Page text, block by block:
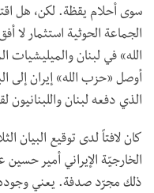
سوى أحلام يقظة. لكن، هل
الجماعة الحوثية استثمار لا
الله» في لبنان والميليشيات
أوصل «حزب الله» إيران إلى
الذي دفعه لبنان واللبنانيون
كان لافتاً لدى توقيع البيان
الخارجيّة الإيراني أمير
ذلك مجرّد صدفة. يعني وجوده